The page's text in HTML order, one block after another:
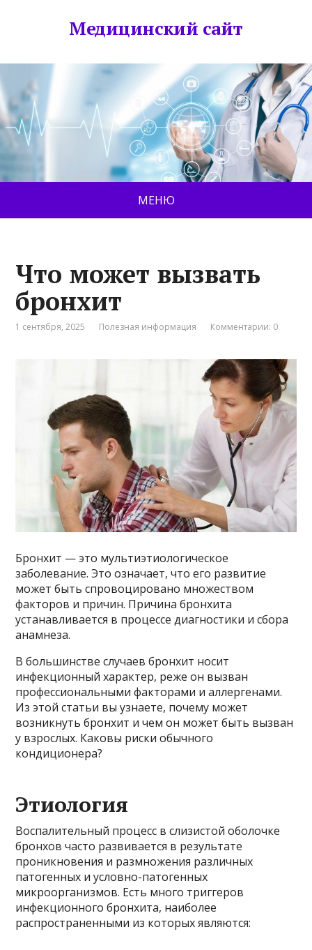
Медицинский сайт
МЕНЮ
Что может вызвать
бронхит
1 сентября, 2025 Полезная информация Комментарии: 0
Бронхит — это мультиэтиологическое
заболевание. Это означает, что его развитие
может быть спровоцировано множеством
факторов и причин. Причина бронхита
устанавливается в процессе диагностики и сбора
анамнеза.
В большинстве случаев бронхит носит
инфекционный характер, реже он вызван
профессиональными факторами и аллергенами.
Из этой статьи вы узнаете, почему может
возникнуть бронхит и чем он может быть вызван
у взрослых. Каковы риски обычного
кондиционера?
Этиология
Воспалительный процесс в слизистой оболочке
бронхов часто развивается в результате
проникновения и размножения различных
патогенных и условно-патогенных
микроорганизмов. Есть много триггеров
инфекционного бронхита, наиболее
распространенными из которых являются: